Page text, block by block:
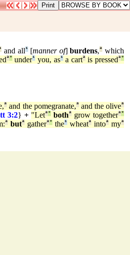
and all¹[manner of]burdens,ª which
ª°under¹ you, as¹a cartª is pressedª°
ª and the pomegranate,ª and the oliveª
3:2} + "Letª° bothª grow togetherª°
ª butª gatherª° the¹ wheatª intoª myª